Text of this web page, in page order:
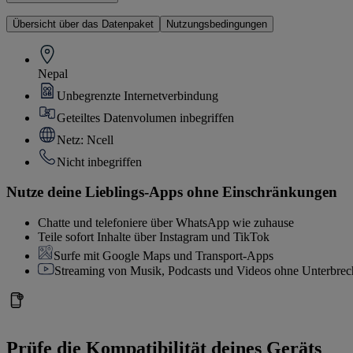
Übersicht über das Datenpaket Nutzungsbedingungen
Nepal
Unbegrenzte Internetverbindung
Geteiltes Datenvolumen inbegriffen
Netz: Ncell
Nicht inbegriffen
Nutze deine Lieblings-Apps ohne Einschränkungen
Chatte und telefoniere über WhatsApp wie zuhause
Teile sofort Inhalte über Instagram und TikTok
Surfe mit Google Maps und Transport-Apps
Streaming von Musik, Podcasts und Videos ohne
Prüfe die Kompatibilität deines Geräts